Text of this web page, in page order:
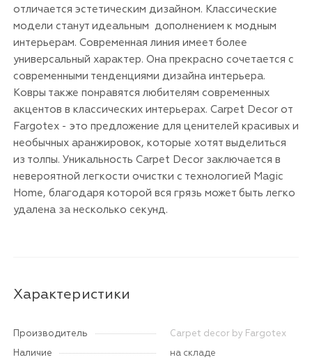
отличается эстетическим дизайном. Классические
модели станут идеальным дополнением к модным
интерьерам. Современная линия имеет более
универсальный характер. Она прекрасно сочетается с
современными тенденциями дизайна интерьера.
Ковры также понравятся любителям современных
акцентов в классических интерьерах. Carpet Decor от
Fargotex - это предложение для ценителей красивых и
необычных аранжировок, которые хотят выделиться
из толпы. Уникальность Carpet Decor заключается в
невероятной легкости очистки с технологией Magic
Home, благодаря которой вся грязь может быть легко
удалена за несколько секунд.
Характеристики
Производитель
Carpet decor by Fargotex
Наличие
на складе